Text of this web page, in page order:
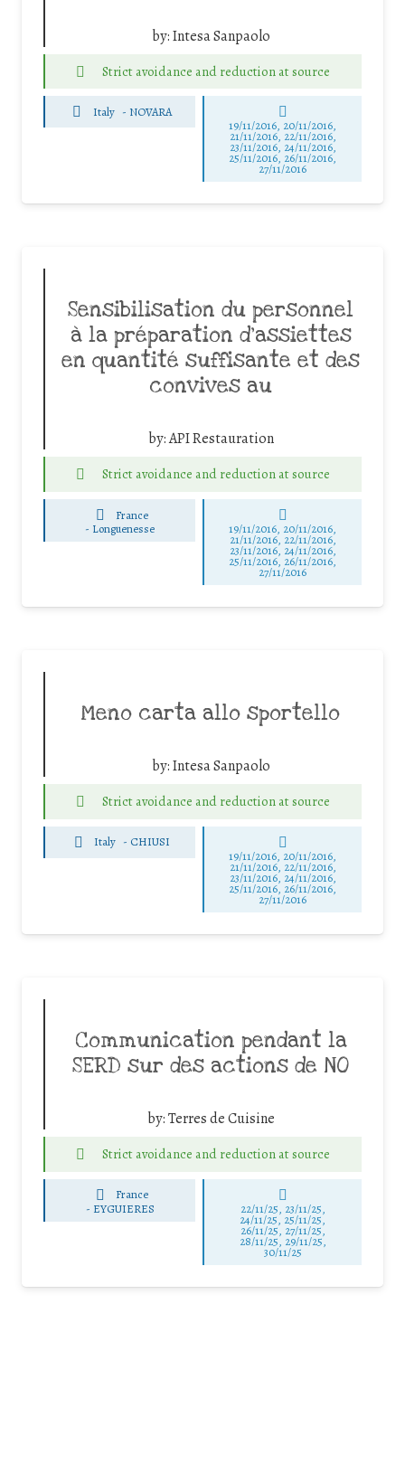
by:Intesa Sanpaolo
Strict avoidance and reduction at source
Italy - NOVARA
19/11/2016, 20/11/2016,
21/11/2016, 22/11/2016,
23/11/2016, 24/11/2016,
25/11/2016, 26/11/2016,
27/11/2016
Sensibilisation du personnel
à la préparation d’assiettes
en quantité suffisante et des
convives au
by:API Restauration
Strict avoidance and reduction at source
France
- Longuenesse 19/11/2016, 20/11/2016,
21/11/2016, 22/11/2016,
23/11/2016, 24/11/2016,
25/11/2016, 26/11/2016,
27/11/2016
Meno carta allo sportello
by:Intesa Sanpaolo
Strict avoidance and reduction at source
Italy - CHIUSI
19/11/2016, 20/11/2016,
21/11/2016, 22/11/2016,
23/11/2016, 24/11/2016,
25/11/2016, 26/11/2016,
27/11/2016
Communication pendant la
SERD sur des actions de NO
by:Terres de Cuisine
Strict avoidance and reduction at source
France
- EYGUIERES 22/11/25, 23/11/25,
24/11/25, 25/11/25,
26/11/25, 27/11/25,
28/11/25, 29/11/25,
30/11/25